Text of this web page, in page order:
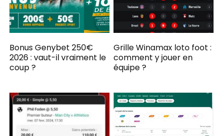
Bonus Genybet 250€
2026 : vaut-il vraiment le
coup ?
Grille Winamax loto foot :
comment y jouer en
équipe ?